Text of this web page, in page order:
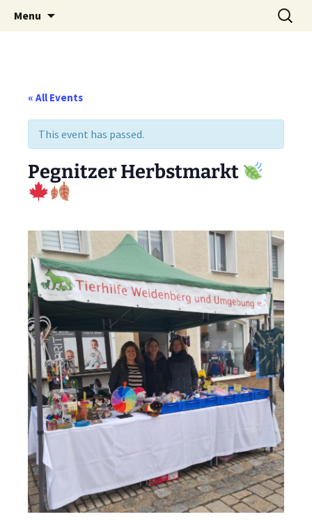
Tierhilfe
Weidenberg und Umgebung e.V.
Menu
Search
for:
« All Events
This event has passed.
Pegnitzer Herbstmarkt